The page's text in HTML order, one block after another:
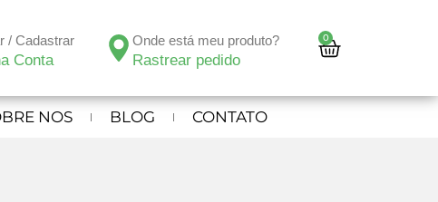
/ Cadastrar
Conta
Onde está meu produto?
Rastrear pedido
0
NOS BLOG CONTATO